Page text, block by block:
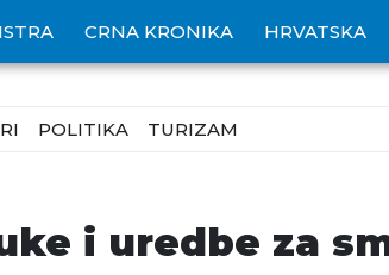
ISTRA CRNA KRONIKA HRVATSKA
POLITIKA TURIZAM
i uredbe za